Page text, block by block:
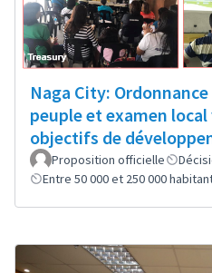
Naga City:
peuple et examen
objectifs de
Proposition officielle
Entre 50 000 et 250 000